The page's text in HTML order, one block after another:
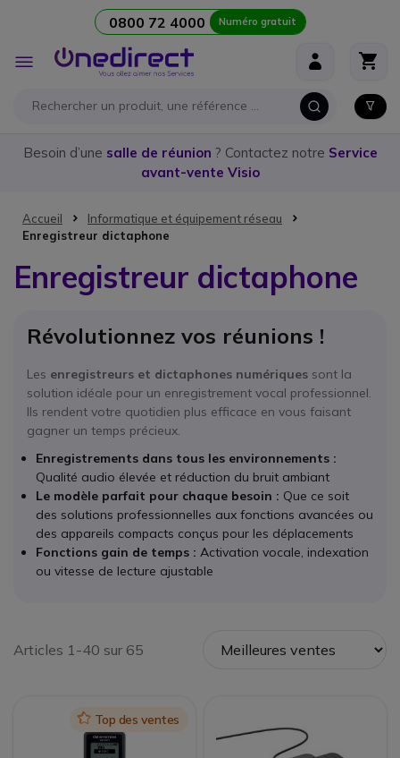
0800 72 4000 Numéro gratuit
Affichage
navigation
Besoin d’une salle de réunion ? Contactez notre Service
avant-vente Visio
Accueil
Informatique et équipement réseau
Enregistreur dictaphone
Enregistreur dictaphone
Révolutionnez vos réunions !
Les enregistreurs et dictaphones numériques sont la
solution idéale pour un enregistrement vocal professionnel.
Ils rendent votre quotidien plus efficace en vous faisant
gagner un temps précieux.
Enregistrements dans tous les environnements :
Qualité audio élevée et réduction du bruit ambiant
Le modèle parfait pour chaque besoin : Que ce soit
des solutions professionnelles aux fonctions avancées ou
des appareils compacts conçus pour les déplacements
Fonctions gain de temps : Activation vocale, indexation
ou vitesse de lecture ajustable
Articles 1-40 sur 65
IconTop des ventes